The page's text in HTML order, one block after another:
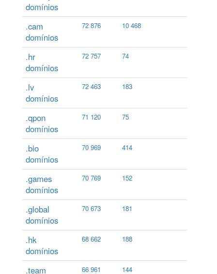
domínios
.cam
domínios
72 876 10 468
.hr
domínios
72 757 74
.lv
domínios
72 463 183
.qpon
domínios
71 120 75
.bio
domínios
70 969 414
.games
domínios
70 769 152
.global
domínios
70 673 181
.hk
domínios
68 662 188
.team
66 961 144